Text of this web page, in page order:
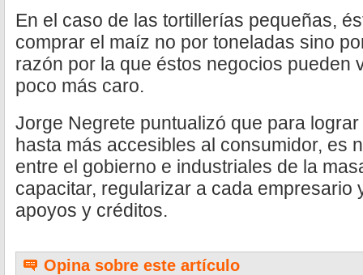
En el caso de las tortillerías pequeñas,
comprar el maíz no por toneladas sino
razón por la que éstos negocios pueden
poco más caro.
Jorge Negrete puntualizó que para
hasta más accesibles al consumidor, es
entre el gobierno e industriales de la
capacitar, regularizar a cada empresario
apoyos y créditos.
Opina sobre este artículo